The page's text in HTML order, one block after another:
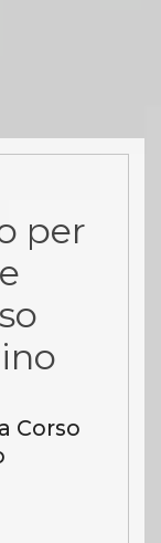
per
Corso